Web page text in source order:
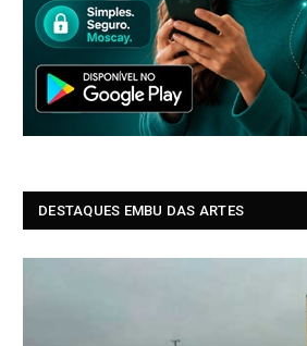
DESTAQUES EMBU DAS ARTES